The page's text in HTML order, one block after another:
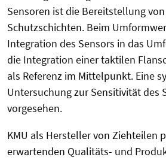
Sensoren ist die Bereitstellung
Schutzschichten. Beim
Integration des Sensors in das
die Integration einer taktilen
als Referenz im Mittelpunkt. Eine
Untersuchung zur Sensitivität des
vorgesehen.
KMU als Hersteller von Ziehteilen
erwartenden Qualitäts- und